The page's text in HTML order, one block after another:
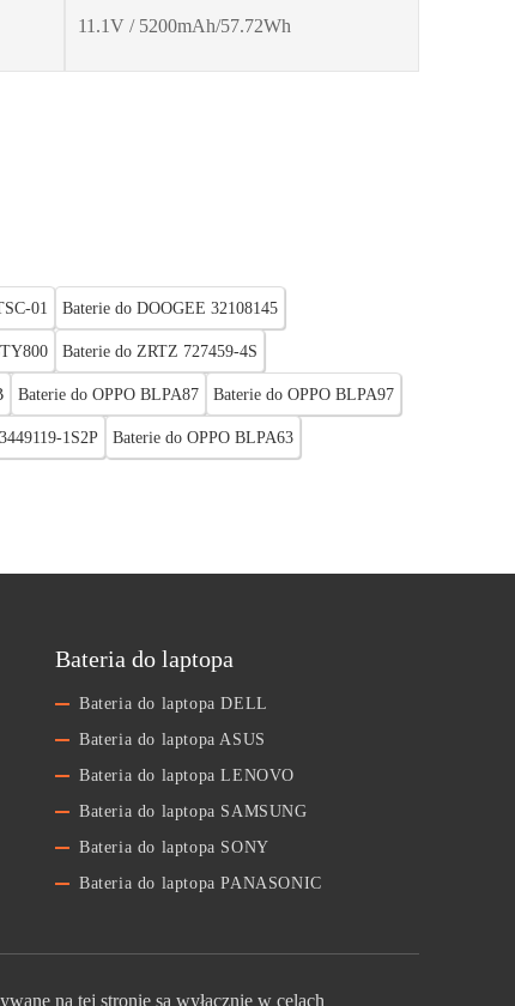
11.1V / 5200mAh/57.72Wh
01 Baterie do DOOGEE 32108145
Baterie do ZRTZ 727459-4S
Baterie do OPPO BLPA87 Baterie do OPPO BLPA97
1S2P Baterie do OPPO BLPA63
Bateria do laptopa
Bateria do laptopa DELL
Bateria do laptopa ASUS
Bateria do laptopa LENOVO
Bateria do laptopa SAMSUNG
Bateria do laptopa SONY
Bateria do laptopa PANASONIC
na tej stronie są wyłącznie w celach